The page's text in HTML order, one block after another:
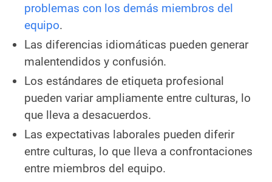
problemas con los demás miembros del
equipo.
Las diferencias idiomáticas pueden generar
malentendidos y confusión.
Los estándares de etiqueta profesional
pueden variar ampliamente entre culturas, lo
que lleva a desacuerdos.
Las expectativas laborales pueden diferir
entre culturas, lo que lleva a confrontaciones
entre miembros del equipo.